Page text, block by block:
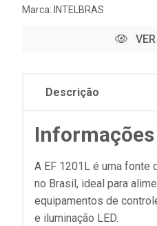
Marca: INTELBRAS
Descrição
A EF 1201L é uma fonte
no Brasil, ideal para
equipamentos de
e iluminação LED.